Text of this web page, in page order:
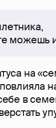
можешь
на
в